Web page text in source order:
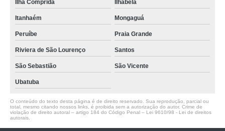
Ilha Comprida Ilhabela
Itanhaém Mongaguá
Peruíbe Praia Grande
Riviera de São Lourenço Santos
São Sebastião São Vicente
Ubatuba
O conteúdo do texto desta página é de direito reservado. Sua reprodução, parcial ou
total, mesmo citando nossos links, é proibida sem a autorização do autor. Crime de
violação de direito autoral – artigo 184 do Código Penal – Lei 9610/98 - Lei de direitos
autorais